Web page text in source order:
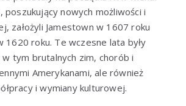
poszukujący nowych możliwości i
założyli Jamestown w 1607 roku
1620 roku. Te wczesne lata były
w tym brutalnych zim, chorób i
Amerykanami, ale również
i wymiany kulturowej.